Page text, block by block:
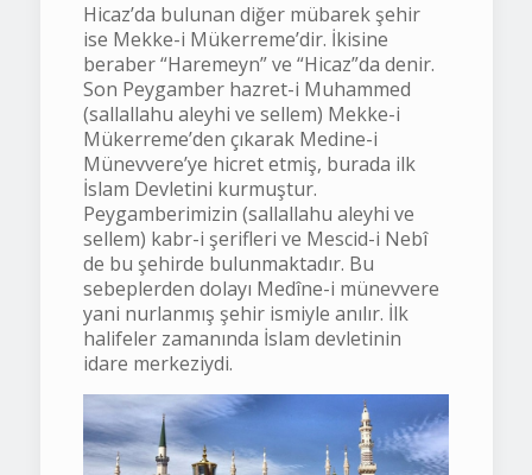
Hicaz’da bulunan diğer mübarek şehir
ise Mekke-i Mükerreme’dir. İkisine
beraber “Haremeyn” ve “Hicaz”da denir.
Son Peygamber hazret-i Muhammed
(sallallahu aleyhi ve sellem) Mekke-i
Mükerreme’den çıkarak Medine-i
Münevvere’ye hicret etmiş, burada ilk
İslam Devletini kurmuştur.
Peygamberimizin (sallallahu aleyhi ve
sellem) kabr-i şerifleri ve Mescid-i Nebî
de bu şehirde bulunmaktadır. Bu
sebeplerden dolayı Medîne-i münevvere
yani nurlanmış şehir ismiyle anılır. İlk
halifeler zamanında İslam devletinin
idare merkeziydi.